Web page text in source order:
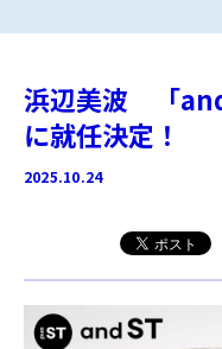
浜辺美波 「
に就任決定！
2025.10.24